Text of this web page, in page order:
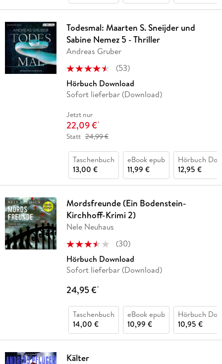
Todesmal: Maarten S. Sneijder und
Sabine Nemez 5 - Thriller
Andreas Gruber
(53)
Hörbuch Download
Sofort lieferbar (Download)
Jetzt nur
22,09 €*
Statt 24,99 €
Taschenbuch
13,00 €
eBook epub
11,99 €
Hörbuch
12,95 €
Mordsfreunde (Ein Bodenstein-
Kirchhoff-Krimi 2)
Nele Neuhaus
(30)
Hörbuch Download
Sofort lieferbar (Download)
24,95 €*
Taschenbuch
14,00 €
eBook epub
10,99 €
Hörbuch
10,95 €
Kälter